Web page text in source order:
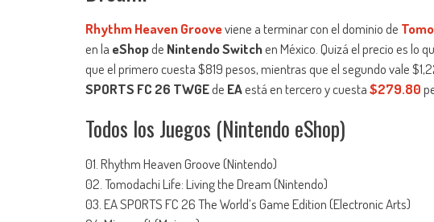
Rhythm Heaven Grooveviene a terminar con el dominio de
en la eShopde Nintendo Switchen México. Quizá el precio es lo
que el primero cuesta $819 pesos, mientras que el segundo vale
SPORTS FC 26 TWGEde EAestá en tercero y cuesta$279.80
Todos los Juegos (Nintendo eShop)
01. Rhythm Heaven Groove (Nintendo)
02. Tomodachi Life: Living the Dream (Nintendo)
03. EA SPORTS FC 26 The World’s Game Edition (Electronic Arts)